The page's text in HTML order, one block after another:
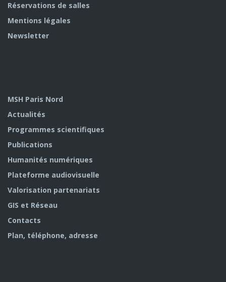
Réservations de salles
Mentions légales
Newsletter
MSH Paris Nord
Actualités
Programmes scientifiques
Publications
Humanités numériques
Plateforme audiovisuelle
Valorisation partenariats
GIS et Réseau
Contacts
Plan, téléphone, adresse